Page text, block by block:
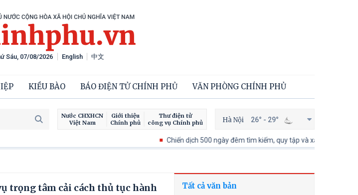
English 中文
KIỀU BÀO BÁO ĐIỆN TỬ CHÍNH PHỦ VĂN PHÒNG CHÍNH PHỦ
Sáu, 07/08/2026
Nước CHXHCN
Việt Nam
Giới thiệu
Chính phủ
Thư điện tử
công vụ Chính phủ
Hà Nội 26° - 29°
Chiến dịch 500 ngày đêm tìm kiếm, quy tập và xác định danh tính
trọng tâm cải cách thủ tục hành
Tất cả văn bản